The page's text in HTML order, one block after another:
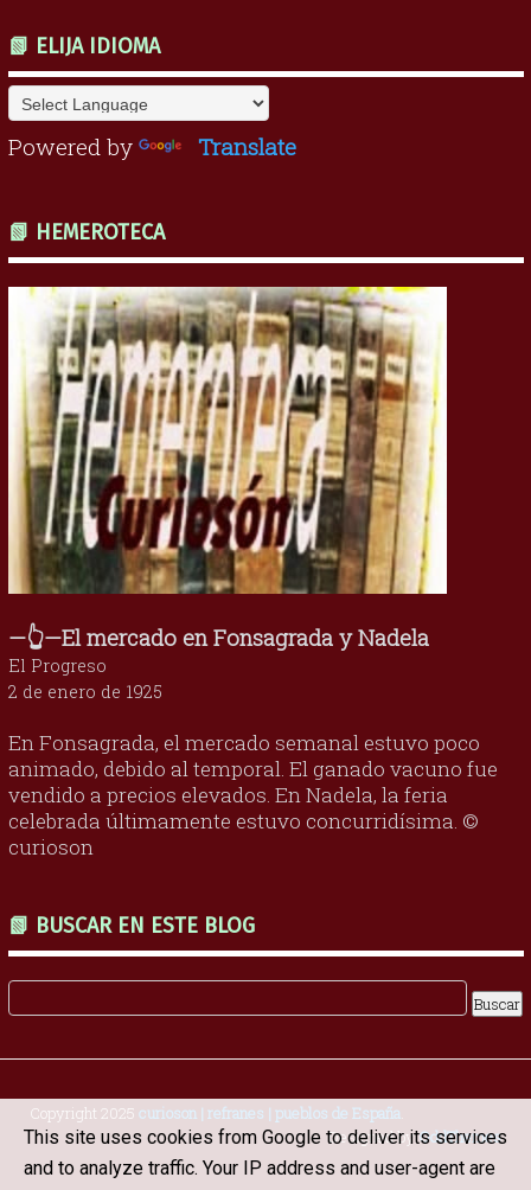
📗 ELIJA IDIOMA
Powered by Translate
📗 HEMEROTECA
—👆—El mercado en Fonsagrada y Nadela
El Progreso
2 de enero de 1925
En Fonsagrada, el mercado semanal estuvo poco
animado, debido al temporal. El ganado vacuno fue
vendido a precios elevados. En Nadela, la feria
celebrada últimamente estuvo concurridísima. ©
curioson
📗 BUSCAR EN ESTE BLOG
Copyright 2025 curioson | refranes | pueblos de España
Designed byOddThemes
This site uses cookies from Google to deliver its services
and to analyze traffic. Your IP address and user-agent are